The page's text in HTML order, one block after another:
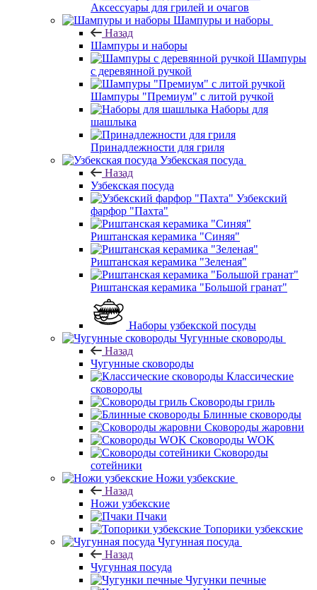
Аксессуары для грилей и очагов
Шампуры и наборы
Назад
Шампуры и наборы
Шампуры
с деревянной ручкой
Шампуры "Премиум" с литой ручкой
Наборы для
шашлыка
Принадлежности для гриля
Узбекская посуда
Назад
Узбекская посуда
Узбекский
фарфор "Пахта"
Риштанская керамика "Синяя"
Риштанская керамика "Зеленая"
Риштанская керамика "Большой гранат"
Наборы узбекской посуды
Чугунные сковороды
Назад
Чугунные сковороды
Классические
сковороды
Сковороды гриль
Блинные сковороды
Сковороды жаровни
Сковороды WOK
Сковороды
сотейники
Ножи узбекские
Назад
Ножи узбекские
Пчаки
Топорики узбекские
Чугунная посуда
Назад
Чугунная посуда
Чугунки печные